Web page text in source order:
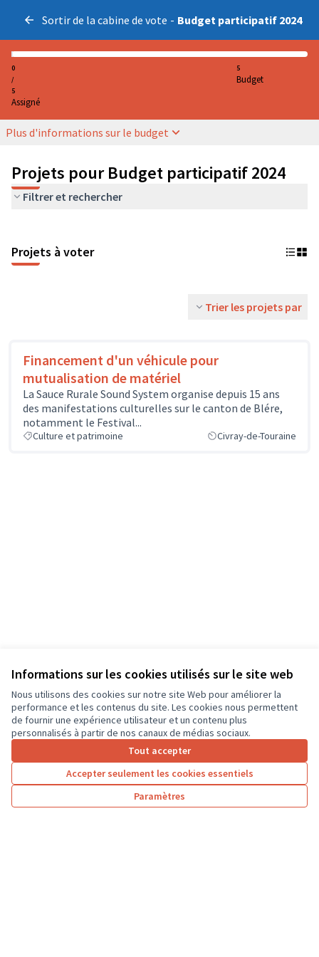
Informations sur les cookies utilisés sur le site web
Nous utilisons des cookies sur notre site Web pour améliorer la
performance et les contenus du site. Les cookies nous permettent
de fournir une expérience utilisateur et un contenu plus
personnalisés à partir de nos canaux de médias sociaux.
Tout accepter
Accepter seulement les cookies essentiels
Paramètres
Sortir de la cabine de vote - Budget participatif 2024
0
/
5
Assigné
5
Budget
Plus d'informations sur le budget
Projets pour Budget participatif 2024
Filtrer et rechercher
Projets à voter
Trier les projets par
Financement d'un véhicule pour
mutualisation de matériel
La Sauce Rurale Sound System organise depuis 15 ans
des manifestations culturelles sur le canton de Blére,
notamment le Festival...
Culture et patrimoine Civray-de-Touraine